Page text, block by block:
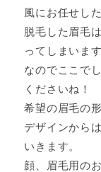
風にお任せした
脱毛した眉毛
ってしまいます
なのでここで
くださいね！
希望の眉毛の
デザインから
いきます。
顔、眉毛用の